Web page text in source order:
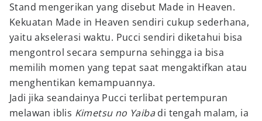
Stand mengerikan yang disebut Made in Heaven.
Kekuatan Made in Heaven sendiri cukup sederhana,
yaitu akselerasi waktu. Pucci sendiri diketahui bisa
mengontrol secara sempurna sehingga ia bisa
memilih momen yang tepat saat mengaktifkan atau
menghentikan kemampuannya.
Jadi jika seandainya Pucci terlibat pertempuran
melawan iblis Kimetsu no Yaibadi tengah malam, ia